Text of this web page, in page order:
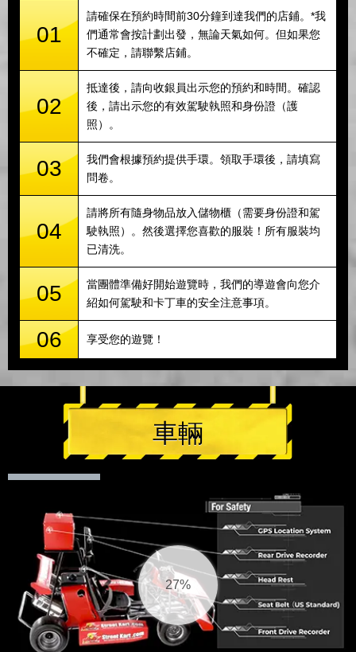
01
請確保在預約時間前30分鐘到達我們的店鋪。*我
們通常會按計劃出發，無論天氣如何。但如果您
不確定，請聯繫店鋪。
02
抵達後，請向收銀員出示您的預約和時間。確認
後，請出示您的有效駕駛執照和身份證（護
照）。
03
我們會根據預約提供手環。領取手環後，請填寫
問卷。
04
請將所有隨身物品放入儲物櫃（需要身份證和駕
駛執照）。然後選擇您喜歡的服裝！所有服裝均
已清洗。
05
當團體準備好開始遊覽時，我們的導遊會向您介
紹如何駕駛和卡丁車的安全注意事項。
06 享受您的遊覽！
車輛
28%